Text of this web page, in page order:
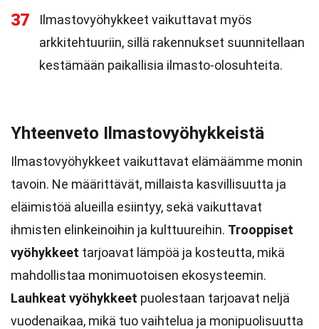
37
Ilmastovyöhykkeet vaikuttavat myös
arkkitehtuuriin, sillä rakennukset suunnitellaan
kestämään paikallisia ilmasto-olosuhteita.
Yhteenveto Ilmastovyöhykkeistä
Ilmastovyöhykkeet vaikuttavat elämäämme monin
tavoin. Ne määrittävät, millaista kasvillisuutta ja
eläimistöä alueilla esiintyy, sekä vaikuttavat
ihmisten elinkeinoihin ja kulttuureihin. Trooppiset
vyöhykkeet tarjoavat lämpöä ja kosteutta, mikä
mahdollistaa monimuotoisen ekosysteemin.
Lauhkeat vyöhykkeet puolestaan tarjoavat neljä
vuodenaikaa, mikä tuo vaihtelua ja monipuolisuutta